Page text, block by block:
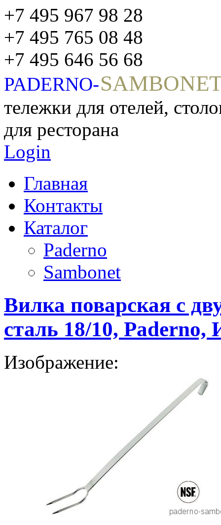
+7 495 967 98 28
+7 495 765 08 48
+7 495 646 56 68
PADERNO-
тележки для отелей,
для ресторана
Login
Главная
Контакты
Каталог
Paderno
Sambonet
Вилка поварская с
сталь 18/10, Paderno,
Изображение: